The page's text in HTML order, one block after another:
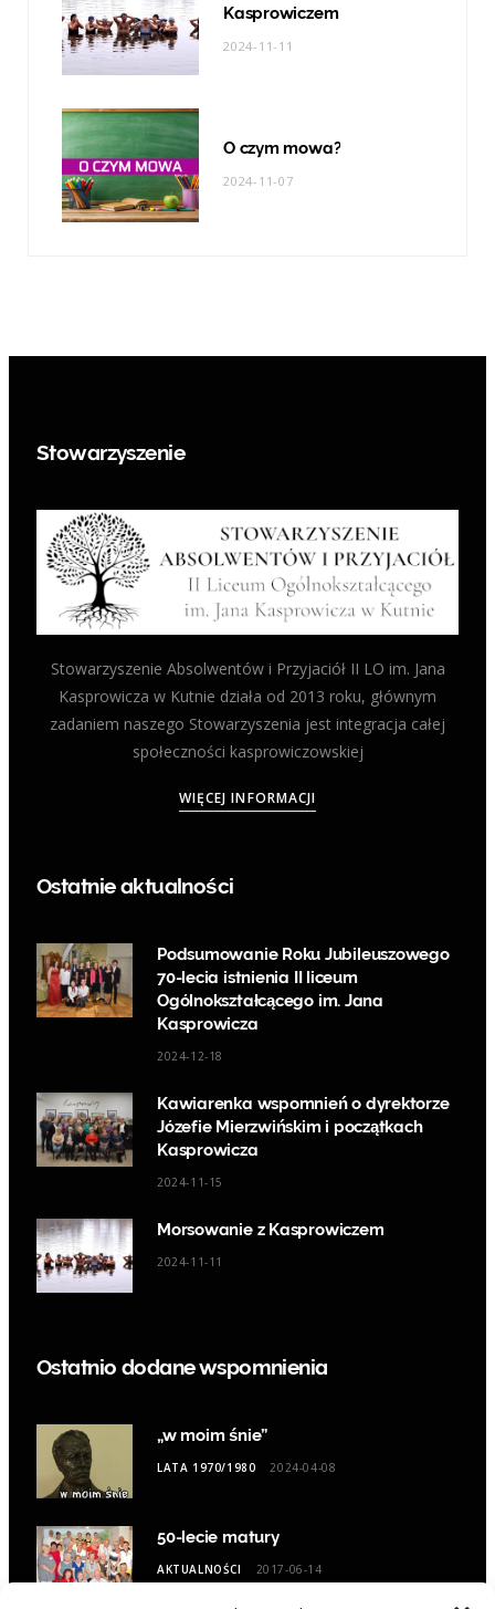
Kasprowiczem
2024-11-11
O czym mowa?
2024-11-07
Stowarzyszenie
Stowarzyszenie Absolwentów i Przyjaciół II LO im. Jana
Kasprowicza w Kutnie działa od 2013 roku, głównym
zadaniem naszego Stowarzyszenia jest integracja całej
społeczności kasprowiczowskiej
WIĘCEJ INFORMACJI
Ostatnie aktualności
Podsumowanie Roku Jubileuszowego
70-lecia istnienia II liceum
Ogólnokształcącego im. Jana
Kasprowicza
2024-12-18
Kawiarenka wspomnień o dyrektorze
Józefie Mierzwińskim i początkach
Kasprowicza
2024-11-15
Morsowanie z Kasprowiczem
2024-11-11
Ostatnio dodane wspomnienia
„w moim śnie”
LATA 1970/1980 2024-04-08
50-lecie matury
AKTUALNOŚCI 2017-06-14